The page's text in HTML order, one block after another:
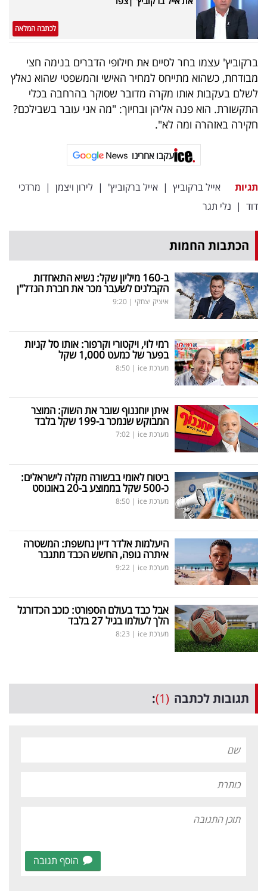
לכתבה המלאה
ברקוביץ' עצמו בחר לסיים את חילופי הדברים בנימה חצי
מבודחת, כשהוא מתייחס למחיר האישי והמשפטי שהוא נאלץ
לשלם בעקבות אותו מקרה מדובר שסוקר בהרחבה בכלי
התקשורת. הוא פנה אליהן ובחיוך: "מה אני עובר בשבילכם?
חקירה באזהרה ומה לא".
עקבו אחרינו
תגיות אייל ברקוביץ | אייל ברקוביץ' | לירון ויצמן | מרדכי
דוד | נלי תגר
הכתבות החמות
ב-160 מיליון שקל: נשיא התאחדות
הקבלנים לשעבר מכר את חברת הנדל"ן
איציק יצחקי |
9:20
רמי לוי, ויקטורי וקרפור: אותו סל קניות
בפער של כמעט 1,000 שקל
מערכת ice |
8:50
איתן יוחננוף שובר את השוק: המוצר
המבוקש שנמכר ב-199 שקל בלבד
מערכת ice |
7:02
ביטוח לאומי בבשורה מקלה לישראלים:
כ-500 שקל בממוצע ב-20 באוגוסט
מערכת ice |
8:50
היעלמות אלדר דיין נחשפת: המשטרה
איתרה גופה, החשש הכבד מתגבר
מערכת ice |
9:22
אבל כבד בעולם הספורט: כוכב הכדורגל
הלך לעולמו בגיל 27 בלבד
מערכת ice |
8:23
תגובות לכתבה (1)
:
הוסף תגובה